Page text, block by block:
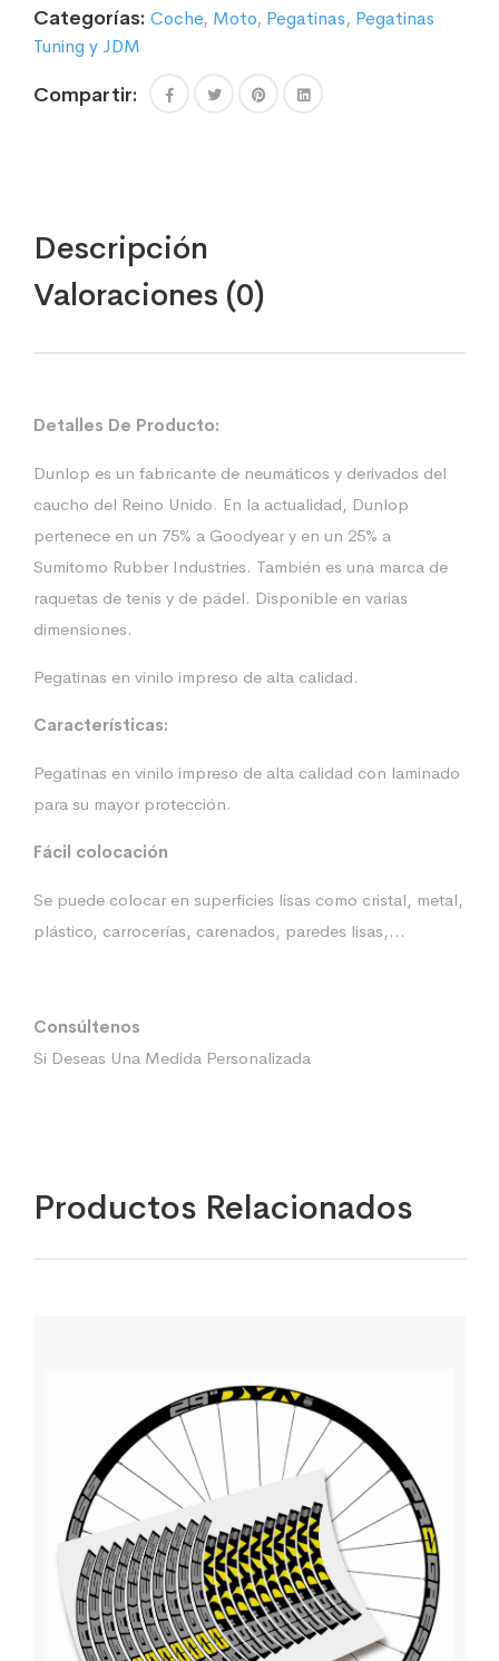
Categorías: Coche, Moto, Pegatinas, Pegatinas
Tuning y JDM
Compartir:
Descripción
Valoraciones (0)
Detalles De Producto:
Dunlop es un fabricante de neumáticos y derivados del
caucho del Reino Unido. En la actualidad, Dunlop
pertenece en un 75% a Goodyear y en un 25% a
Sumitomo Rubber Industries. También es una marca de
raquetas de tenis y de pádel. Disponible en varias
dimensiones.
Pegatinas en vinilo impreso de alta calidad.
Características:
Pegatinas en vinilo impreso de alta calidad con laminado
para su mayor protección.
Fácil colocación
Se puede colocar en superficies lisas como cristal, metal,
plástico, carrocerías, carenados, paredes lisas,…
Consúltenos
Si Deseas Una Medida Personalizada
Productos Relacionados